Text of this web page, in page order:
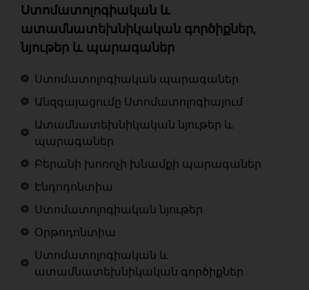
Ստոմատոլոգիական և
ատամնատեխնիկական գործիքներ,
նյութեր և պարագաներ
Ստոմատոլոգիական պարագաներ
Անզգայացումը Ստոմատոլոգիայում
Ատամնատեխնիկական նյութեր և
պարագաներ
Բերանի խոռոչի խնամքի պարագաներ
Էնդոդոնտիա
Ստոմատոլոգիական նյութեր
Օրթոդոնտիա
Ստոմատոլոգիական և
ատամնատեխնիկական գործիքներ